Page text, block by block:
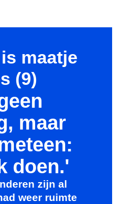
maatje
(9)
maar
doen.'
zijn al
weer ruimte